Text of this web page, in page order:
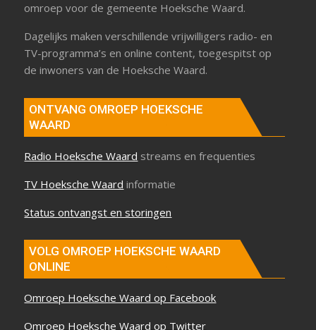
omroep voor de gemeente Hoeksche Waard.
Dagelijks maken verschillende vrijwilligers radio- en
TV-programma’s en online content, toegespitst op
de inwoners van de Hoeksche Waard.
ONTVANG OMROEP HOEKSCHE
WAARD
Radio Hoeksche Waard streams en frequenties
TV Hoeksche Waard informatie
Status ontvangst en storingen
VOLG OMROEP HOEKSCHE WAARD
ONLINE
Omroep Hoeksche Waard op Facebook
Omroep Hoeksche Waard op Twitter